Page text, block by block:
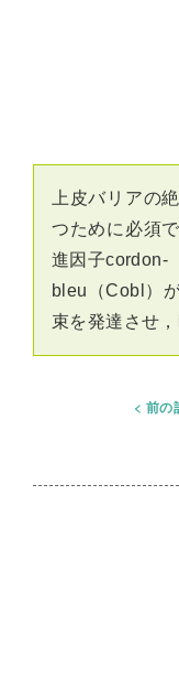
上皮バリアの
つために必須
進因子cordon-
bleu（Cobl）
束を発達させ
前の